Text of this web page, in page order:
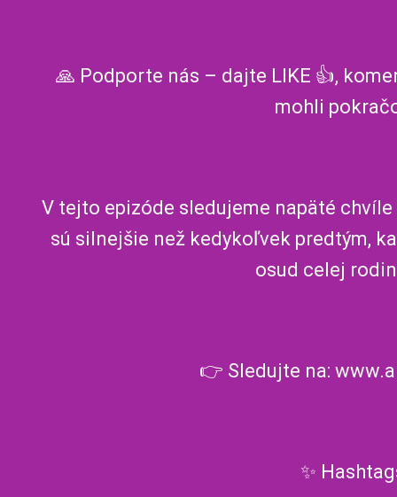
🙏 Podporte nás – dajte LIKE 👍,
mohli
V tejto epizóde sledujeme napäté
sú silnejšie než kedykoľvek predtým,
osud celej
👉 Sledujte na:
✨